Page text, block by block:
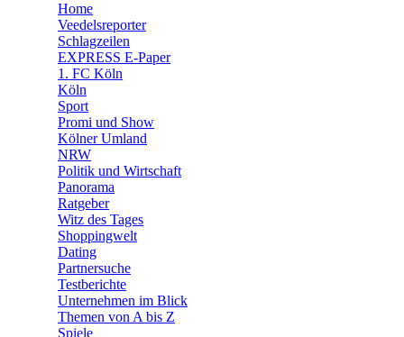
🛒 Shoppingwelt
Home
Veedelsreporter
Schlagzeilen
EXPRESS E-Paper
1. FC Köln
Köln
Sport
Promi und Show
Kölner Umland
NRW
Politik und Wirtschaft
Panorama
Ratgeber
Witz des Tages
Shoppingwelt
Dating
Partnersuche
Testberichte
Unternehmen im Blick
Themen von A bis Z
Spiele